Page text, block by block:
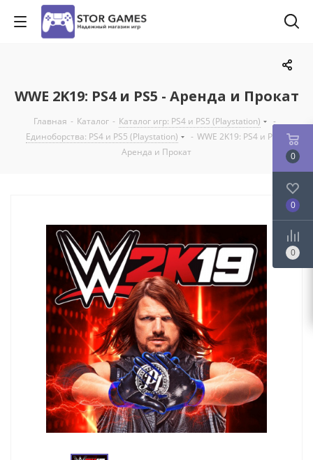
WWE 2K19: PS4 и PS5 - Аренда и Прокат
Главная - Каталог - Каталог игр: PS4 и PS5 (Playstation)
-
Единоборства: PS4 и PS5 (Playstation)
- WWE 2K19: PS4 и PS5 -
Аренда и Прокат
0
0
0